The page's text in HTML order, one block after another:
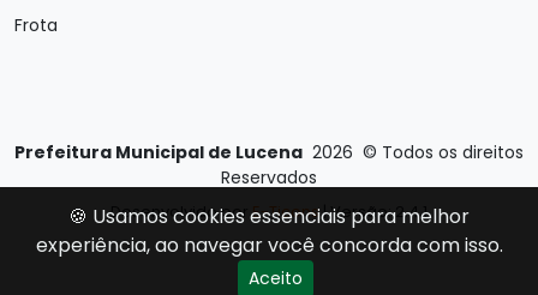
Frota
Prefeitura Municipal de Lucena 2026 © Todos os direitos
Reservados
Desenvolvido porE-Ticons| Versão: 2.4.1
🍪 Usamos cookies essenciais para melhor
experiência, ao navegar você concorda com isso.
Aceito